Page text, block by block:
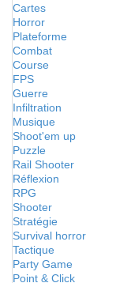
Cartes
Horror
Plateforme
Combat
Course
FPS
Guerre
Infiltration
Musique
Shoot'em up
Puzzle
Rail Shooter
Réflexion
RPG
Shooter
Stratégie
Survival horror
Tactique
Party Game
Point & Click